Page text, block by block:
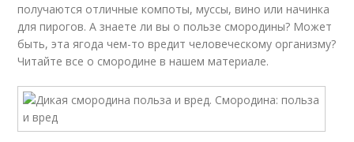
получаются отличные компоты, муссы, вино или начинка
для пирогов. А знаете ли вы о пользе смородины? Может
быть, эта ягода чем-то вредит человеческому организму?
Читайте все о смородине в нашем материале.